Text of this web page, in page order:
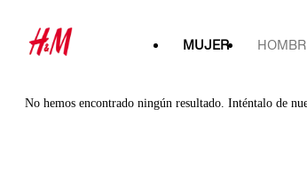
MUJER
No hemos encontrado ningún resultado. Inténtalo de